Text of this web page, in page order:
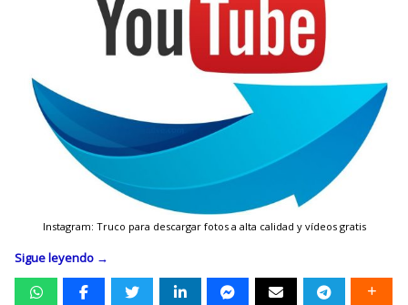
Instagram: Truco para descargar fotos a alta calidad y vídeos gratis
Sigue leyendo →